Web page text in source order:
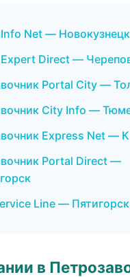
Net — Новокузнецк
Direct —
Portal City —
City Info —
Express Net —
Portal Direct —
Line — Пятигорск
в